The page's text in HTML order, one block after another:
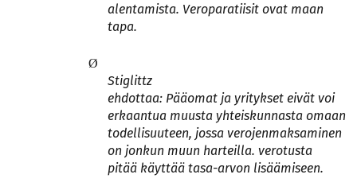
alentamista. Veroparatiisit ovat maan
tapa.
Ø
Stiglittz
ehdottaa: Pääomat ja yritykset eivät voi
erkaantua muusta yhteiskunnasta omaan
todellisuuteen, jossa verojenmaksaminen
on jonkun muun harteilla. verotusta
pitää käyttää tasa-arvon lisäämiseen.